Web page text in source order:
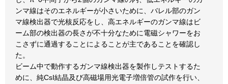
ンマ線はそのエネルギーが小さいために、バレル部のガン
マ線検出器で光核反応をし、高エネルギーのガンマ線はビ
ーム部の検出器の長さが不十分なために電磁シャワーをお
こさずに通過することによることが主であることを確認し
た。
ビーム中で動作するガンマ線検出器を製作しテストするた
めに、純CsI結晶及び高磁場用光電子増倍管の試作を行い、